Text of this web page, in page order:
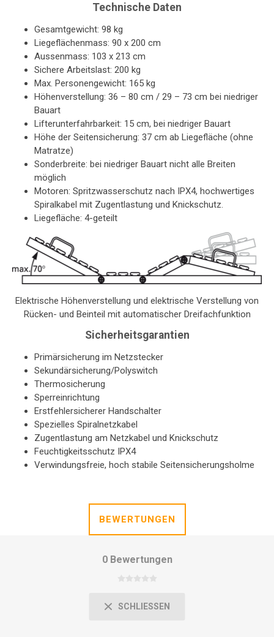
Technische Daten
Gesamtgewicht: 98 kg
Liegeflächenmass: 90 x 200 cm
Aussenmass: 103 x 213 cm
Sichere Arbeitslast: 200 kg
Max. Personengewicht: 165 kg
Höhenverstellung: 36 – 80 cm / 29 – 73 cm bei niedriger
Bauart
Lifterunterfahrbarkeit: 15 cm, bei niedriger Bauart
Höhe der Seitensicherung: 37 cm ab Liegefläche (ohne
Matratze)
Sonderbreite: bei niedriger Bauart nicht alle Breiten
möglich
Motoren: Spritzwasserschutz nach IPX4, hochwertiges
Spiralkabel mit Zugentlastung und Knickschutz.
Liegefläche: 4-geteilt
Elektrische Höhenverstellung und elektrische Verstellung von
Rücken- und Beinteil mit automatischer Dreifachfunktion
Sicherheitsgarantien
Primärsicherung im Netzstecker
Sekundärsicherung/Polyswitch
Thermosicherung
Sperreinrichtung
Erstfehlersicherer Handschalter
Spezielles Spiralnetzkabel
Zugentlastung am Netzkabel und Knickschutz
Feuchtigkeitsschutz IPX4
Verwindungsfreie, hoch stabile Seitensicherungsholme
BEWERTUNGEN
0 Bewertungen
SCHLIESSEN